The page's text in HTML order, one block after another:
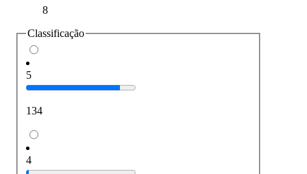
8
Classificação
5
134
4